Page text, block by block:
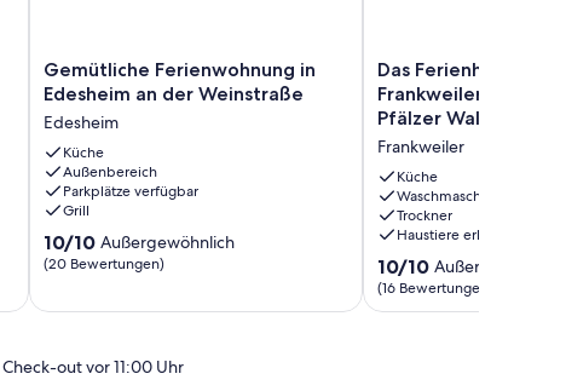
Gemütliche
Ferienwohnung
Edesheim
an
der
Weinstraße
Edesheim
Gemütliche Ferienwohnung in
Edesheim an der Weinstraße
Edesheim
Küche
Außenbereich
Parkplätze verfügbar
Grill
10.0
von
Außergewöhnlich,
10/10 Außergewöhnlich
(20 Bewertungen)
Das
Ferienhaus
im
Frankweiler
am
Rande
des
Pfälzer
Waldes.
Frankweiler
Das Ferienhaus im
Frankweiler am
Pfälzer Waldes.
Frankweiler
Küche
Waschmaschine
Trockner
Haustiere erlaubt
10.0
von
10,
10/10
(16 Bewertungen)
Check-out vor 11:00 Uhr